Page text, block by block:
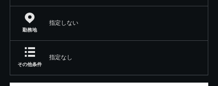
勤務地
指定しない
その他条件
指定なし